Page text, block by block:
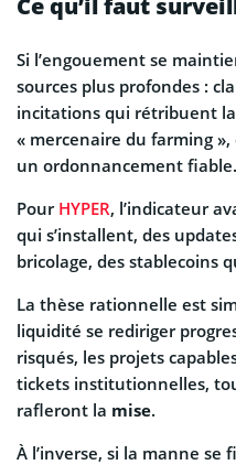
Si l’engouement se
sources plus profondes :
incitations qui rétribuent
« mercenaire du farming
un ordonnancement fiable.
Pour HYPER, l’indicateur
qui s’installent, des
bricolage, des stablecoins
La thèse rationnelle est
liquidité se rediriger
risqués, les projets
tickets institutionnelles,
rafleront la mise.
À l’inverse, si la manne se